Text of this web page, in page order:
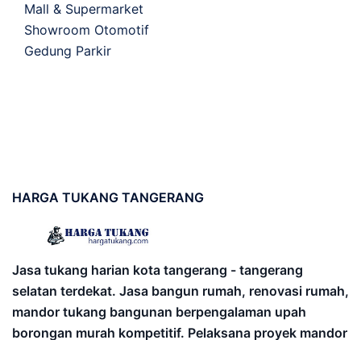
Mall & Supermarket
Showroom Otomotif
Gedung Parkir
HARGA TUKANG TANGERANG
Jasa tukang harian kota tangerang - tangerang
selatan terdekat. Jasa bangun rumah, renovasi rumah,
mandor tukang bangunan berpengalaman upah
borongan murah kompetitif. Pelaksana proyek mandor